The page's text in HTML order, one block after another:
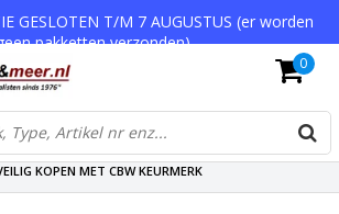
GESLOTEN T/M 7 AUGUSTUS (er worden
pakketten verzonden)
€ 7,95 (GRATIS VA €75,-)
PRIJZEN TOT WEL 75% KORTING !
KOPEN MET CBW KEURMERK
0